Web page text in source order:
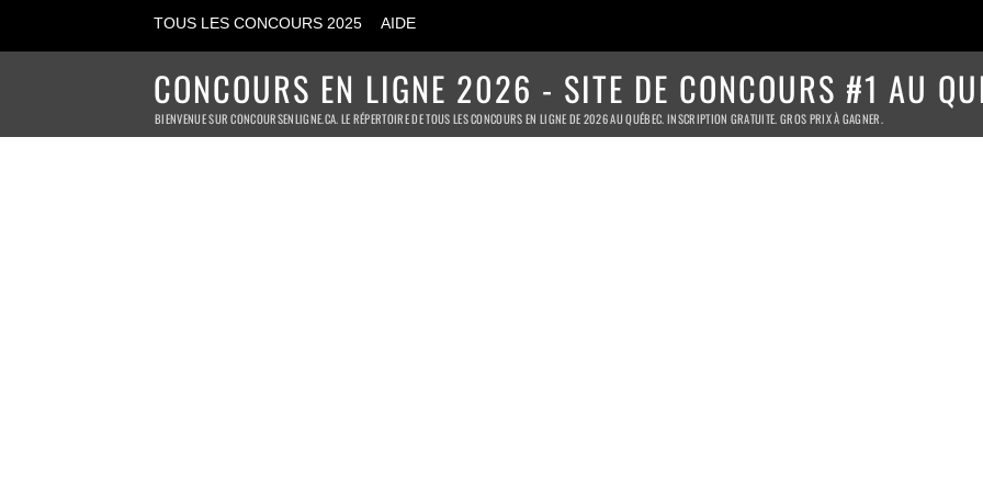
TOUS LES CONCOURS 2025 AIDE
CONCOURS EN LIGNE 2026 - SITE DE CONCOURS #1 AU
BIENVENUE SUR CONCOURSENLIGNE.CA. LE RÉPERTOIRE DE TOUS LES CONCOURS EN LIGNE DE 2026 AU QUÉBEC. INSCRIPTION GRATUITE. GROS PRIX À GAGNER.